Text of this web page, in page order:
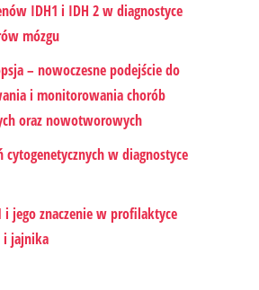
IDH1 i IDH 2 w diagnostyce
mózgu
– nowoczesne podejście do
i monitorowania chorób
oraz nowotworowych
cytogenetycznych w diagnostyce
i jego znaczenie w profilaktyce
i jajnika